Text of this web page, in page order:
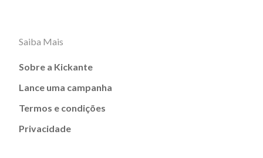
Saiba Mais
Sobre a Kickante
Lance uma campanha
Termos e condições
Privacidade